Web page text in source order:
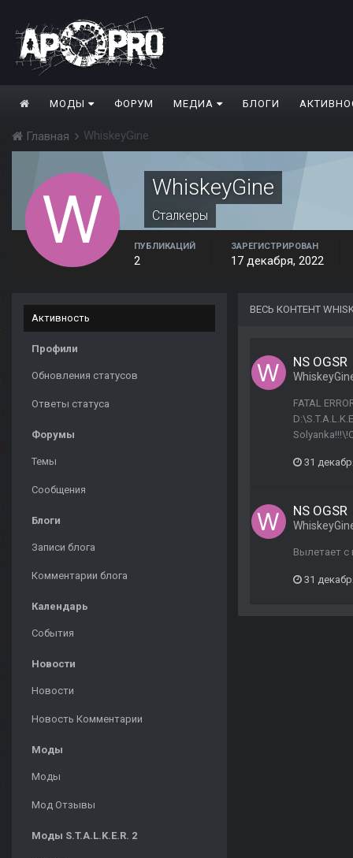
МОДЫ ФОРУМ МЕДИА БЛОГИ
Главная WhiskeyGine
WhiskeyGine
Сталкеры
ПУБЛИКАЦИЙ
2
ЗАРЕГИСТРИРОВАН
17 декабря, 2022
Активность
Профили
Обновления статусов
Ответы статуса
Форумы
Темы
Сообщения
Блоги
Записи блога
Комментарии блога
Календарь
События
Новости
Новости
Новость Комментарии
Моды
Моды
Мод Отзывы
Моды S.T.A.L.K.E.R. 2
ВЕСЬ КОНТЕНТ
NS OGSR
FATAL
31
NS OGSR
Вылетает с
31